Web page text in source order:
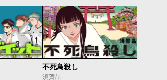
不死鳥殺し
須賀晶